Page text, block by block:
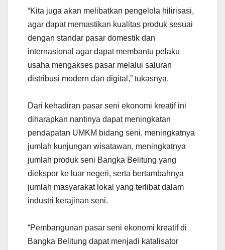
“Kita juga akan melibatkan pengelola hilirisasi,
agar dapat memastikan kualitas produk sesuai
dengan standar pasar domestik dan
internasional agar dapat membantu pelaku
usaha mengakses pasar melalui saluran
distribusi modern dan digital,” tukasnya.
Dari kehadiran pasar seni ekonomi kreatif ini
diharapkan nantinya dapat meningkatan
pendapatan UMKM bidang seni, meningkatnya
jumlah kunjungan wisatawan, meningkatnya
jumlah produk seni Bangka Belitung yang
diekspor ke luar negeri, serta bertambahnya
jumlah masyarakat lokal yang terlibat dalam
industri kerajinan seni.
“Pembangunan pasar seni ekonomi kreatif di
Bangka Belitung dapat menjadi katalisator